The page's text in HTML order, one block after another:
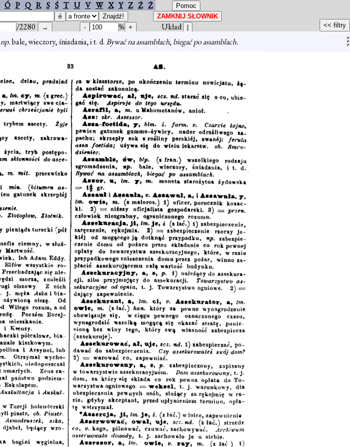
Ó P Q R S Ś T U V W X Y Z Ź Ż
/2280 %
Układ
np.bale, wieczory, śniadania, i t. d.Bywać na assambłach, biegać po assamblach.